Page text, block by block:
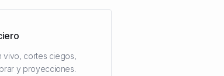
vivo, cortes ciegos,
y proyecciones.